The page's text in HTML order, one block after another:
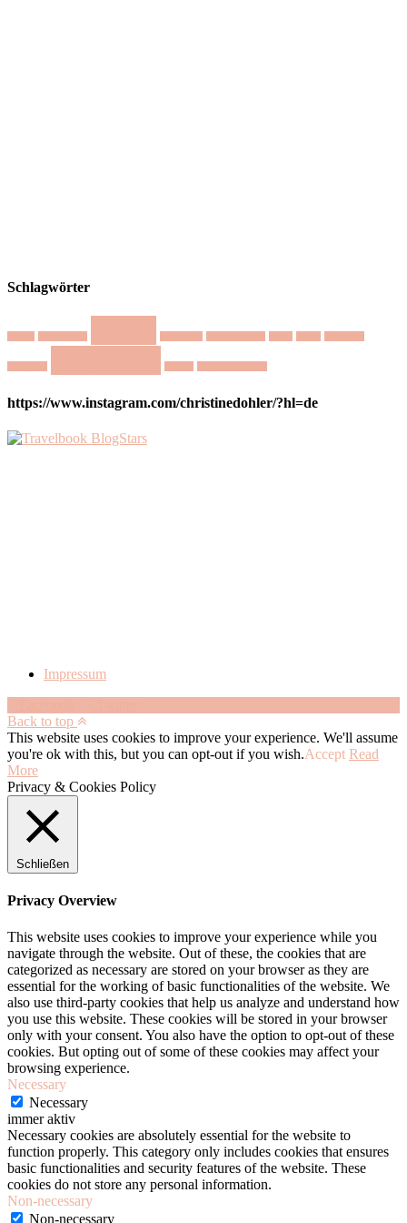
Schlagwörter
https://www.instagram.com/christinedohler/?hl=de
Impressum
Back to top
This website uses cookies to improve your experience. We'll assume
you're ok with this, but you can opt-out if you wish.Accept Read
More
Privacy & Cookies Policy
Schließen
Privacy Overview
This website uses cookies to improve your experience while you
navigate through the website. Out of these, the cookies that are
categorized as necessary are stored on your browser as they are
essential for the working of basic functionalities of the website. We
also use third-party cookies that help us analyze and understand how
you use this website. These cookies will be stored in your browser
only with your consent. You also have the option to opt-out of these
cookies. But opting out of some of these cookies may affect your
browsing experience.
Necessary
Necessary
immer aktiv
Necessary cookies are absolutely essential for the website to
function properly. This category only includes cookies that ensures
basic functionalities and security features of the website. These
cookies do not store any personal information.
Non-necessary
Non-necessary